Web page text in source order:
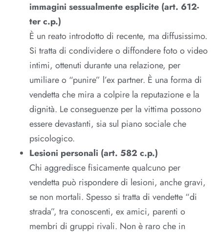
immagini sessualmente esplicite (art. 612-
ter c.p.)
È un reato introdotto di recente, ma diffusissimo.
Si tratta di condividere o diffondere foto o video
intimi, ottenuti durante una relazione, per
umiliare o “punire” l’ex partner. È una forma di
vendetta che mira a colpire la reputazione e la
dignità. Le conseguenze per la vittima possono
essere devastanti, sia sul piano sociale che
psicologico.​
Lesioni personali (art. 582 c.p.)
Chi aggredisce fisicamente qualcuno per
vendetta può rispondere di lesioni, anche gravi,
se non mortali. Spesso si tratta di vendette “di
strada”, tra conoscenti, ex amici, parenti o
membri di gruppi rivali. Non è raro che in